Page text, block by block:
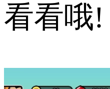
看看哦!